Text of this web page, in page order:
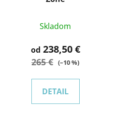
Skladom
od 238,50 €
265 € (–10 %)
DETAIL